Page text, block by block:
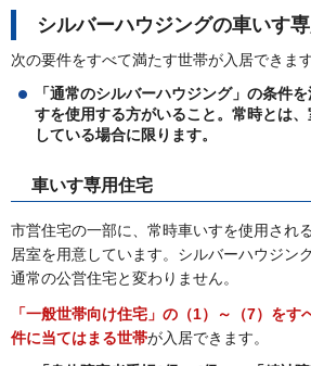
シルバーハウジングの車いす
次の要件をすべて満たす世帯が入居できます
「通常のシルバーハウジング」の条件
すを使用する方がいること。常時とは
している場合に限ります。
車いす専用住宅
市営住宅の一部に、常時車いすを使用され
居室を用意しています。シルバーハウジン
通常の公営住宅と変わりません。
「一般世帯向け住宅」の（1）～（7）をす
件に当てはまる世帯が入居できます。